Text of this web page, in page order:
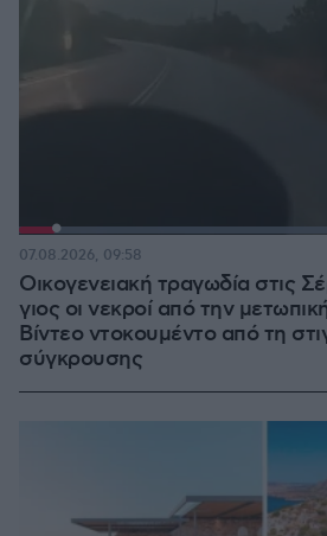
Loaded:
Οικογενειακή τραγωδία στις
γιος οι νεκροί από την
Βίντεο ντοκουμέντο από τη
σύγκρουσης
07.08.2026, 09:58